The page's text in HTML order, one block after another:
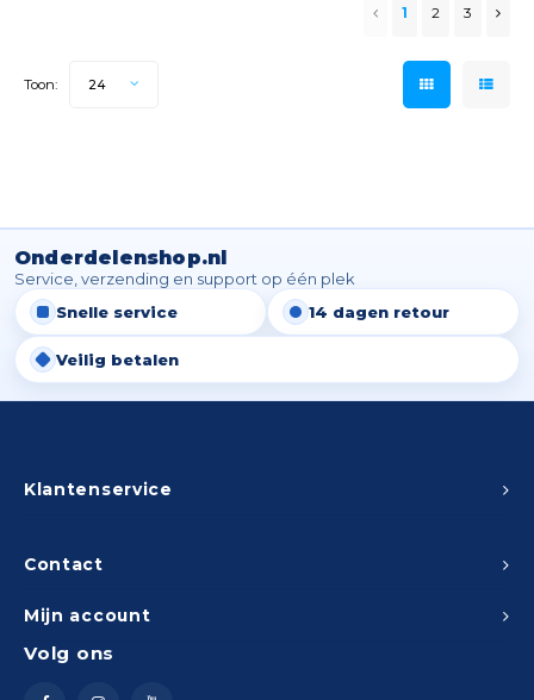
1 2 3
Toon: 24
Onderdelenshop.nl
Service, verzending en support op één plek
Snelle service
14 dagen retour
Veilig betalen
Contact
Klantenservice
Mijn account
Volg ons